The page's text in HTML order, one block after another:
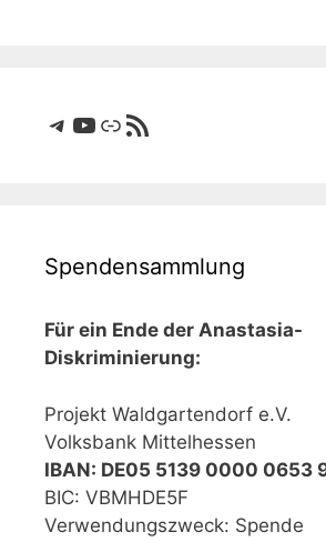
Telegram
YouTube
LinkRSS-Feed
Spendensammlung
Für ein Ende der Anastasia-
Diskriminierung:
Projekt Waldgartendorf e.V.
Volksbank Mittelhessen
IBAN: DE05 5139 0000 0653
BIC: VBMHDE5F
Verwendungszweck: Spende